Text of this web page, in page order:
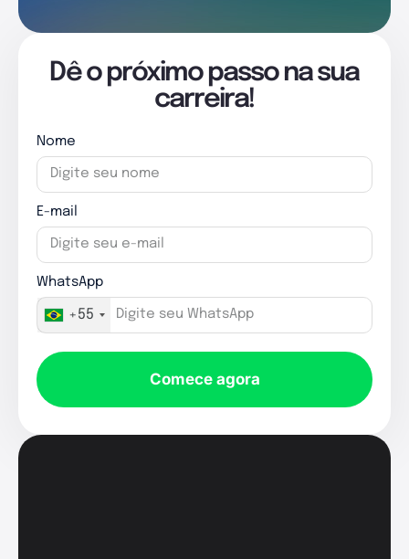
Dê o próximo passo na sua
carreira!
Nome
E-mail
WhatsApp
+55
Comece agora